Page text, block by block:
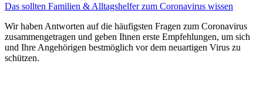
Das sollten Familien & Alltagshelfer zum Coronavirus wissen
Wir haben Antworten auf die häufigsten Fragen zum Coronavirus
zusammengetragen und geben Ihnen erste Empfehlungen, um sich
und Ihre Angehörigen bestmöglich vor dem neuartigen Virus zu
schützen.